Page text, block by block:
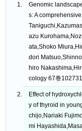
Genomic
s: A
azu
ata,Shoko
dori
hiro
cology 67巻
Effect of
y of thyroid in
chijo,Nariaki
mi